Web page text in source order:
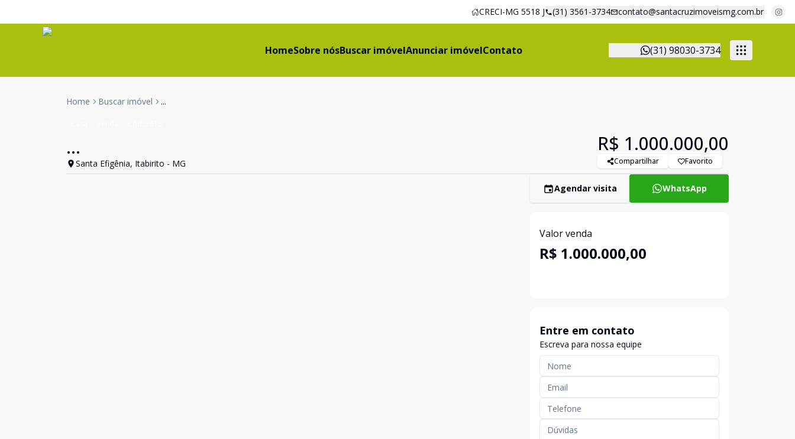
CRECI-MG 5518 J (31) 3561-3734 contato@santacruzimoveismg.com.br
HomeSobre nósBuscar imóvelAnunciar imóvelContato (31) 98030-3734
Home Buscar imóvel ...
...
Santa Efigênia, Itabirito - MG
R$ 1.000.000,00
Compartilhar Favorito
Agendar visita WhatsApp
Valor venda
R$ 1.000.000,00
Entre em contato
Escreva para nossa equipe